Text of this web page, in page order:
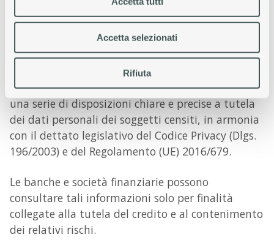
Accetta selezionati
Rifiuta
Sottoscritto dai gestori dei SIC, dai
rappresentanti degli enti finanziari, da alcune
associazioni dei consumatori e dal Garante per la
protezione dei dati personali, il Codice prevede
una serie di disposizioni chiare e precise a tutela
dei dati personali dei soggetti censiti, in armonia
con il dettato legislativo del Codice Privacy (Dlgs.
196/2003) e del Regolamento (UE) 2016/679.
Le banche e società finanziarie possono
consultare tali informazioni solo per finalità
collegate alla tutela del credito e al contenimento
dei relativi rischi.